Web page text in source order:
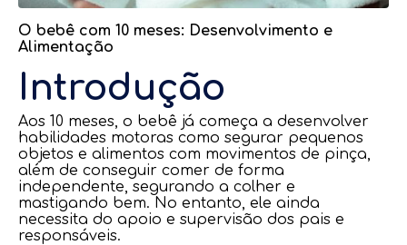
O bebê com 10 meses: Desenvolvimento e
Alimentação
Introdução
Aos 10 meses, o bebê já começa a desenvolver
habilidades motoras como segurar pequenos
objetos e alimentos com movimentos de pinça,
além de conseguir comer de forma
independente, segurando a colher e
mastigando bem. No entanto, ele ainda
necessita do apoio e supervisão dos pais e
responsáveis.